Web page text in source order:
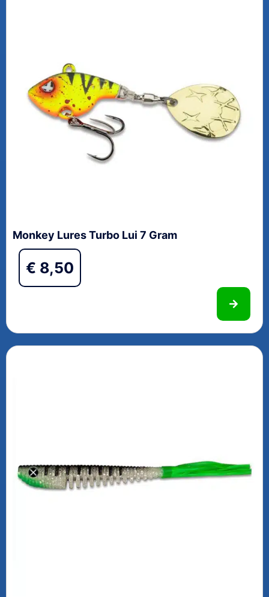
Monkey Lures Turbo Lui 7 Gram
€ 8,50